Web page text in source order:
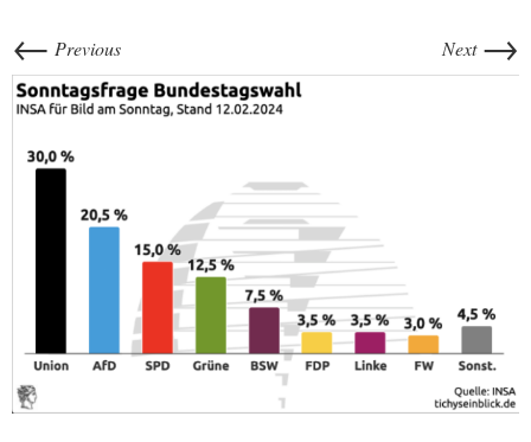
← Previous Next →